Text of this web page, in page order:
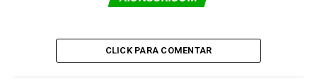
CLICK PARA COMENTAR